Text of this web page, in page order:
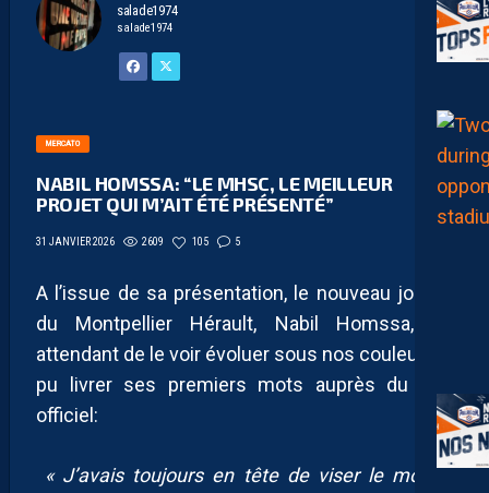
salade1974
salade1974
MERCATO
NABIL HOMSSA: “LE MHSC, LE MEILLEUR
PROJET QUI M’AIT ÉTÉ PRÉSENTÉ”
31 JANVIER 2026 2609 105 5
A l’issue de sa présentation, le nouveau joueur
du Montpellier Hérault, Nabil Homssa, en
attendant de le voir évoluer sous nos couleurs, a
pu livrer ses premiers mots auprès du site
officiel:
« J’avais toujours en tête de viser le monde